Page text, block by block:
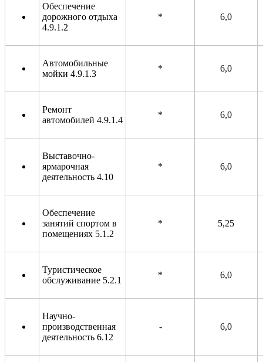
Обеспечение
дорожного отдыха
4.9.1.2
* 6,0
Автомобильные
мойки 4.9.1.3
* 6,0
Ремонт
автомобилей 4.9.1.4
* 6,0
Выставочно-
ярмарочная
деятельность 4.10
* 6,0
Обеспечение
занятий спортом в
помещениях 5.1.2
* 5,25
Туристическое
обслуживание 5.2.1
* 6,0
Научно-
производственная
деятельность 6.12
- 6,0